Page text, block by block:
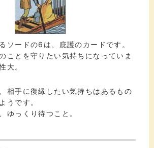
ソードの6は、庇護のカードです。
ことを守りたい気持ちになっていま
大。
相手に復縁したい気持ちはあるもの
うです。
ゆっくり待つこと。